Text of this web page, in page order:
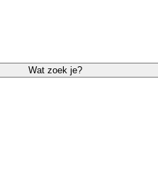
Wat zoek je?